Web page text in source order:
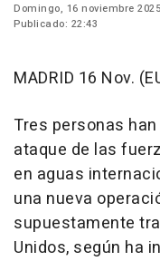
Domingo, 16 noviembre 2025
Publicado: 22:43
MADRID 16 Nov.
Tres personas
ataque de las
en aguas
una nueva
supuestamente
Unidos, según ha